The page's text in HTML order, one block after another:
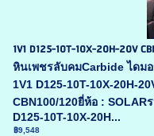
1V1 D125-10T-10X-20H-20V
หินเพชรลับคมCarbide ไดม
1V1 D125-10T-10X-20H-
CBN100/120ยี่ห้อ :
D125-10T-10X-20H...
฿9,548